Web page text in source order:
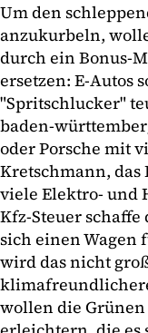
Um den
anzukurbeln,
durch ein Bonus-
ersetzen: E-Autos
"Spritschlucker"
baden-
oder Porsche mit
Kretschmann,
viele Elektro- und
Kfz-Steuer
sich einen Wagen
wird das nicht
wollen die